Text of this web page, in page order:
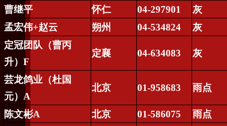
曹继平
怀仁 04-297901
灰
孟宏伟+赵云 朔州 04-534824
灰
定冠团队（曹丙
升）F
定襄 04-634083 灰
芸龙鸽业（杜国
元） A
北京 01-958683 雨点
陈文彬A 北京 01-586075
雨点